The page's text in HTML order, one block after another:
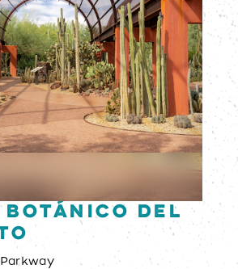
del
Parkway